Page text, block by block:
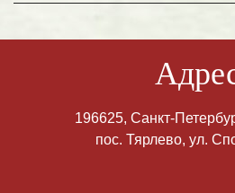
196625, Санкт-
пос. Тярлево, ул.